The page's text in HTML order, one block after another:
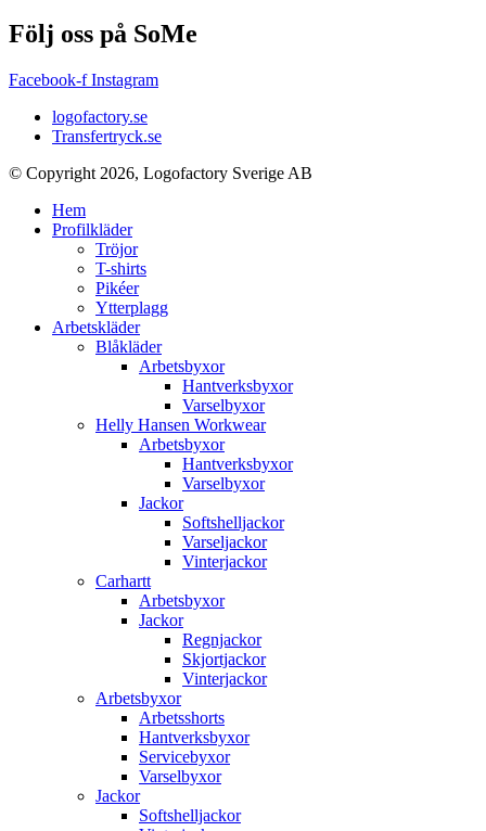
Följ oss på SoMe
Facebook-f Instagram
logofactory.se
Transfertryck.se
© Copyright 2026, Logofactory Sverige AB
Hem
Profilkläder
Tröjor
T-shirts
Pikéer
Ytterplagg
Arbetskläder
Blåkläder
Arbetsbyxor
Hantverksbyxor
Varselbyxor
Helly Hansen Workwear
Arbetsbyxor
Hantverksbyxor
Varselbyxor
Jackor
Softshelljackor
Varseljackor
Vinterjackor
Carhartt
Arbetsbyxor
Jackor
Regnjackor
Skjortjackor
Vinterjackor
Arbetsbyxor
Arbetsshorts
Hantverksbyxor
Servicebyxor
Varselbyxor
Jackor
Softshelljackor